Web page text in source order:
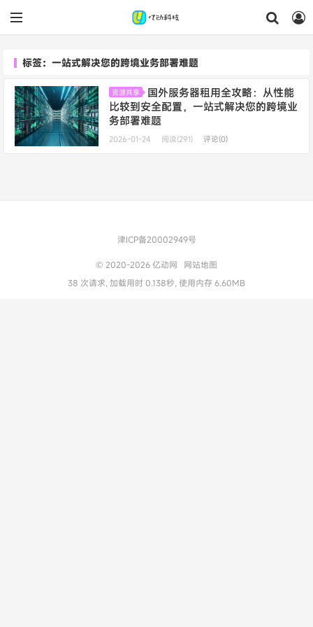
标签：一站式解决您的跨境业务部署难题
资源共享
国外服务器租用全攻略：从性能
比较到安全配置，一站式解决您的跨境业
务部署难题
2026-01-24 阅读(291) 评论(0)
津ICP备20002949号
© 2020-2026亿动网
网站地图
38 次请求, 加载用时 0.138秒, 使用内存 6.60MB